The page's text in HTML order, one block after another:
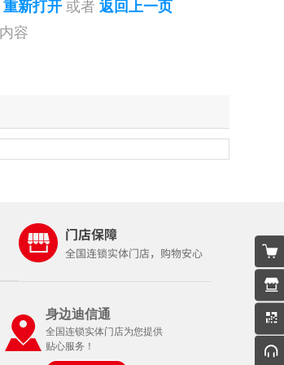
重新打开 或者 返回上一页
容
身边迪信通
全国连锁实体门店为您提供
贴心服务！